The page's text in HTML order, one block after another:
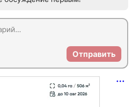
Отправить